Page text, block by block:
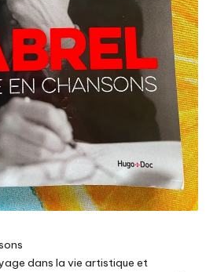
dans la vie artistique et